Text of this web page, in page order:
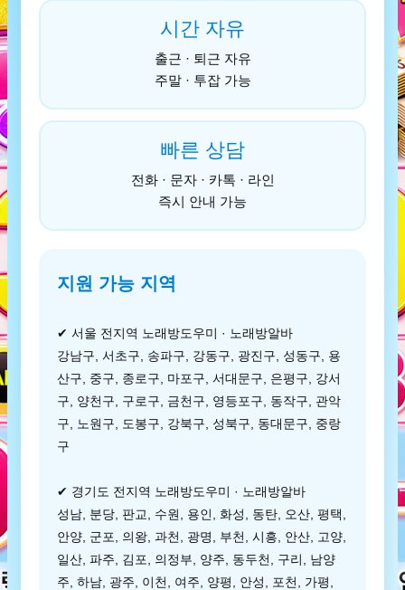
시간 자유
출근 · 퇴근 자유
주말 · 투잡 가능
빠른 상담
전화 · 문자 · 카톡 · 라인
즉시 안내 가능
지원 가능 지역
✔ 서울 전지역 노래방도우미 · 노래방알바
강남구, 서초구, 송파구, 강동구, 광진구, 성동구, 용
산구, 중구, 종로구, 마포구, 서대문구, 은평구, 강서
구, 양천구, 구로구, 금천구, 영등포구, 동작구, 관악
구, 노원구, 도봉구, 강북구, 성북구, 동대문구, 중랑
구
✔ 경기도 전지역 노래방도우미 · 노래방알바
성남, 분당, 판교, 수원, 용인, 화성, 동탄, 오산, 평택,
안양, 군포, 의왕, 과천, 광명, 부천, 시흥, 안산, 고양,
일산, 파주, 김포, 의정부, 양주, 동두천, 구리, 남양
주, 하남, 광주, 이천, 여주, 양평, 안성, 포천, 가평,